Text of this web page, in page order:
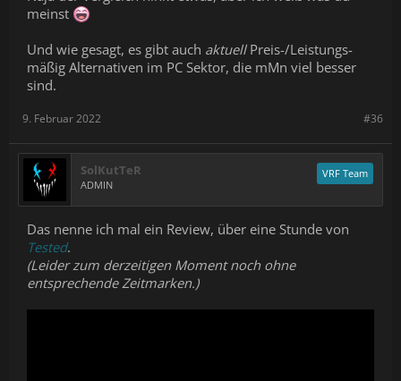
meinst
Und wie gesagt, es gibt auch aktuellPreis-/Leistungs-
mäßig Alternativen im PC Sektor, die mMn viel besser
sind.
#36
9. Februar 2022
SolKutTeR
ADMIN
VRF Team
Das nenne ich mal ein Review, über eine Stunde von
Tested.
(Leider zum derzeitigen Moment noch ohne
entsprechende Zeitmarken.)